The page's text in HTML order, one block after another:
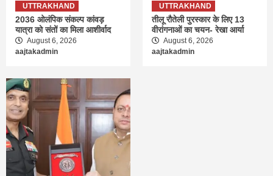
UTTRAKHAND
2036 ओलंपिक संकल्प कांवड़
यात्रा को संतों का मिला आशीर्वाद
August 6, 2026
aajtakadmin
UTTRAKHAND
तीलू रौतेली पुरस्कार के लिए 13
वीरांगनाओं का चयन- रेखा आर्या
August 6, 2026
aajtakadmin